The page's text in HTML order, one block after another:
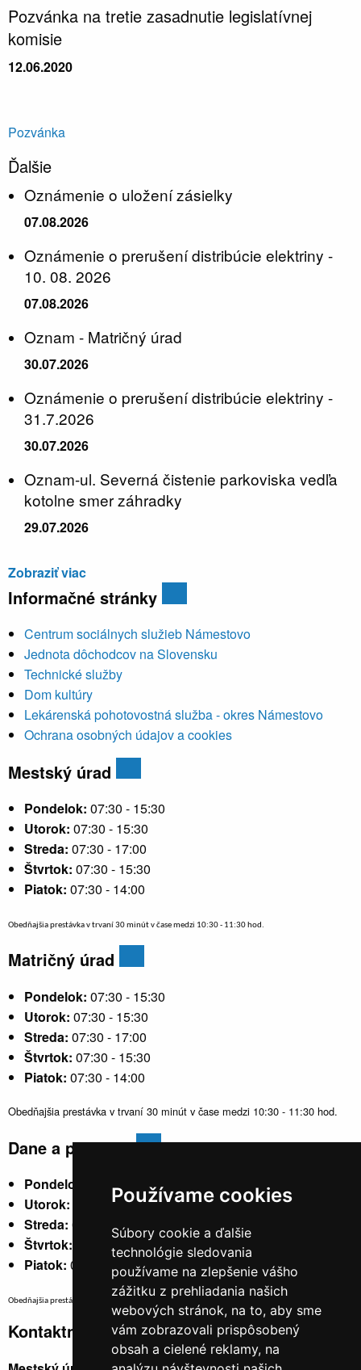
Používame cookies
Súbory cookie a ďalšie
technológie sledovania
používame na zlepšenie vášho
zážitku z prehliadania našich
webových stránok, na to, aby sme
vám zobrazovali prispôsobený
obsah a cielené reklamy, na
Pozvánka na tretie zasadnutie legislatívnej
komisie
12.06.2020
Pozvánka
Ďalšie
Oznámenie o uložení zásielky
07.08.2026
Oznámenie o prerušení distribúcie elektriny -
10. 08. 2026
07.08.2026
Oznam - Matričný úrad
30.07.2026
Oznámenie o prerušení distribúcie elektriny -
31.7.2026
30.07.2026
Oznam-ul. Severná čistenie parkoviska vedľa
kotolne smer záhradky
29.07.2026
Zobraziť viac
Informačné stránky
Centrum sociálnych služieb Námestovo
Jednota dôchodcov na Slovensku
Technické služby
Dom kultúry
Lekárenská pohotovostná služba - okres Námestovo
Ochrana osobných údajov a cookies
Mestský úrad
Pondelok: 07:30 - 15:30
Utorok: 07:30 - 15:30
Streda: 07:30 - 17:00
Štvrtok: 07:30 - 15:30
Piatok: 07:30 - 14:00
Obedňajšia prestávka v trvaní 30 minút v čase medzi 10:30 - 11:30 hod.
Matričný úrad
Pondelok: 07:30 - 15:30
Utorok: 07:30 - 15:30
Streda: 07:30 - 17:00
Štvrtok: 07:30 - 15:30
Piatok: 07:30 - 14:00
Obedňajšia prestávka v trvaní 30 minút v čase medzi 10:30 - 11:30 hod.
Dane a poplatky
Pondelok:
07:30 - 15:30
Utorok:
nestránkový
Streda: 07:30 - 17:00
Štvrtok:
nestránkový
Piatok: 07:30 - 14:00
Obedňajšia prestávka v trvaní 30 minút v čase medzi 10:30 - 11:30 hod.
Kontaktné údaje